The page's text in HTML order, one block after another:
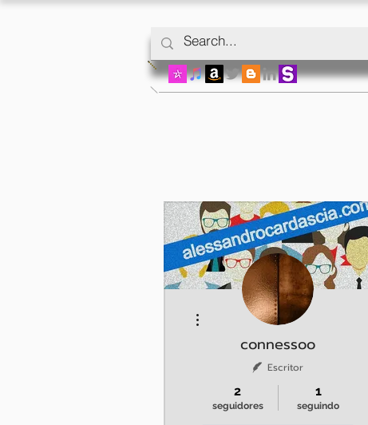
connessoo
Escritor
2
seguidores
1
seguindo
Mais ações